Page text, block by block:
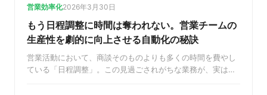
営業効率化2026年3月30日
もう日程調整に時間は奪われない。営業チームの
生産性を劇的に向上させる自動化の秘訣
営業活動において、商談そのものよりも多くの時間を費やし
ている「日程調整」。この見過ごされがちな業務が、実はチ